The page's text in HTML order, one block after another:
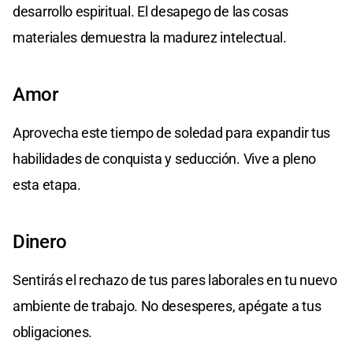
desarrollo espiritual. El desapego de las cosas
materiales demuestra la madurez intelectual.
Amor
Aprovecha este tiempo de soledad para expandir tus
habilidades de conquista y seducción. Vive a pleno
esta etapa.
Dinero
Sentirás el rechazo de tus pares laborales en tu nuevo
ambiente de trabajo. No desesperes, apégate a tus
obligaciones.